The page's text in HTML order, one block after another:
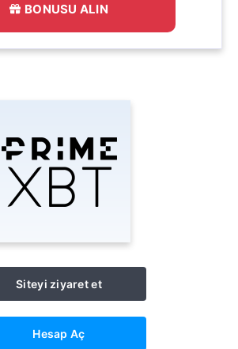
BONUSU ALIN
Siteyi ziyaret et
Hesap Aç